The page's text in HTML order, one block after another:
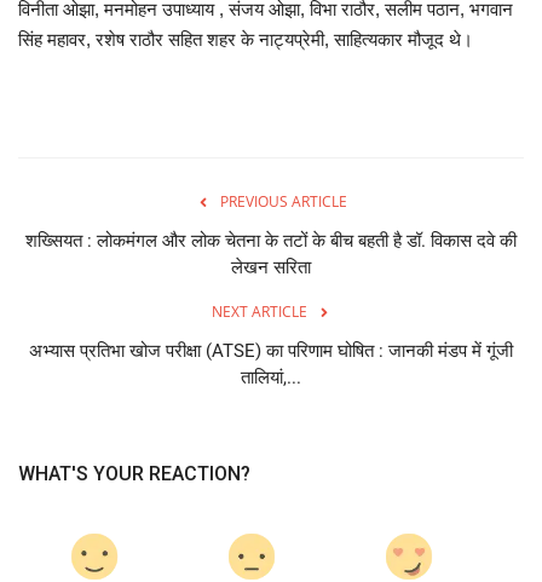
विनीता ओझा, मनमोहन उपाध्याय , संजय ओझा, विभा राठौर, सलीम पठान, भगवान
सिंह महावर, रशेष राठौर सहित शहर के नाट्यप्रेमी, साहित्यकार मौजूद थे।
PREVIOUS ARTICLE
शख्सियत : लोकमंगल और लोक चेतना के तटों के बीच बहती है डॉ. विकास दवे की
लेखन सरिता
NEXT ARTICLE
अभ्यास प्रतिभा खोज परीक्षा (ATSE) का परिणाम घोषित : जानकी मंडप में गूंजी
तालियां,...
WHAT'S YOUR REACTION?